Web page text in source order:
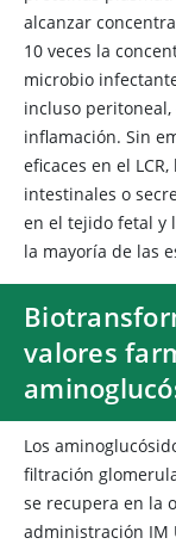
alcanzar
10 veces la
microbio
incluso
inflamación. Sin
eficaces en el
intestinales o
en el tejido fetal y
la mayoría de las
valores
Los
filtración
se recupera en la
administración IM